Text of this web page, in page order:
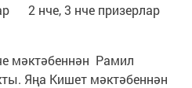
2 нче, 3 нче призерлар
мәктәбеннән Рамил
Яңа Кишет мәктәбеннән